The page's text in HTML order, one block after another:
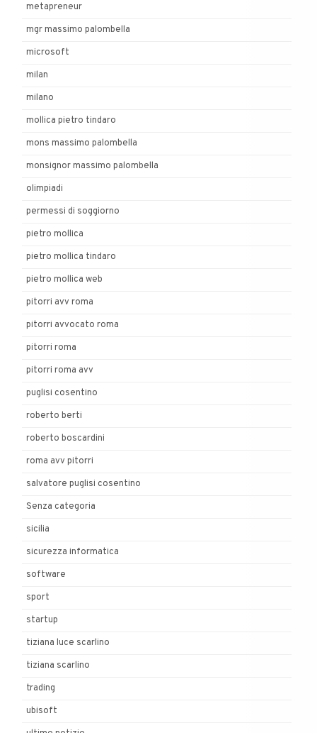
metapreneur
mgr massimo palombella
microsoft
milan
milano
mollica pietro tindaro
mons massimo palombella
monsignor massimo palombella
olimpiadi
permessi di soggiorno
pietro mollica
pietro mollica tindaro
pietro mollica web
pitorri avv roma
pitorri avvocato roma
pitorri roma
pitorri roma avv
puglisi cosentino
roberto berti
roberto boscardini
roma avv pitorri
salvatore puglisi cosentino
Senza categoria
sicilia
sicurezza informatica
software
sport
startup
tiziana luce scarlino
tiziana scarlino
trading
ubisoft